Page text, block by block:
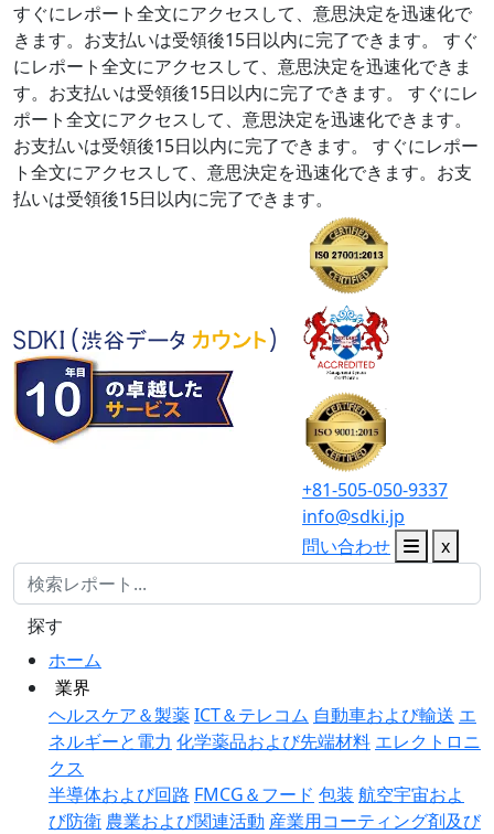
すぐにレポート全文にアクセスして、意思決定を迅速化で
きます。お支払いは受領後15日以内に完了できます。
すぐ
にレポート全文にアクセスして、意思決定を迅速化できま
す。お支払いは受領後15日以内に完了できます。
すぐにレ
ポート全文にアクセスして、意思決定を迅速化できます。
お支払いは受領後15日以内に完了できます。
すぐにレポー
ト全文にアクセスして、意思決定を迅速化できます。お支
払いは受領後15日以内に完了できます。
+81-505-050-9337
info@sdki.jp
問い合わせ
x
ホーム
業界
ヘルスケア＆製薬ICT＆テレコム 自動車および輸送 エ
ネルギーと電力 化学薬品および先端材料 エレクトロニ
クス
半導体および回路 FMCG＆フード 包装 航空宇宙およ
び防衛 農業および関連活動 産業用コーティング剤及び
探す